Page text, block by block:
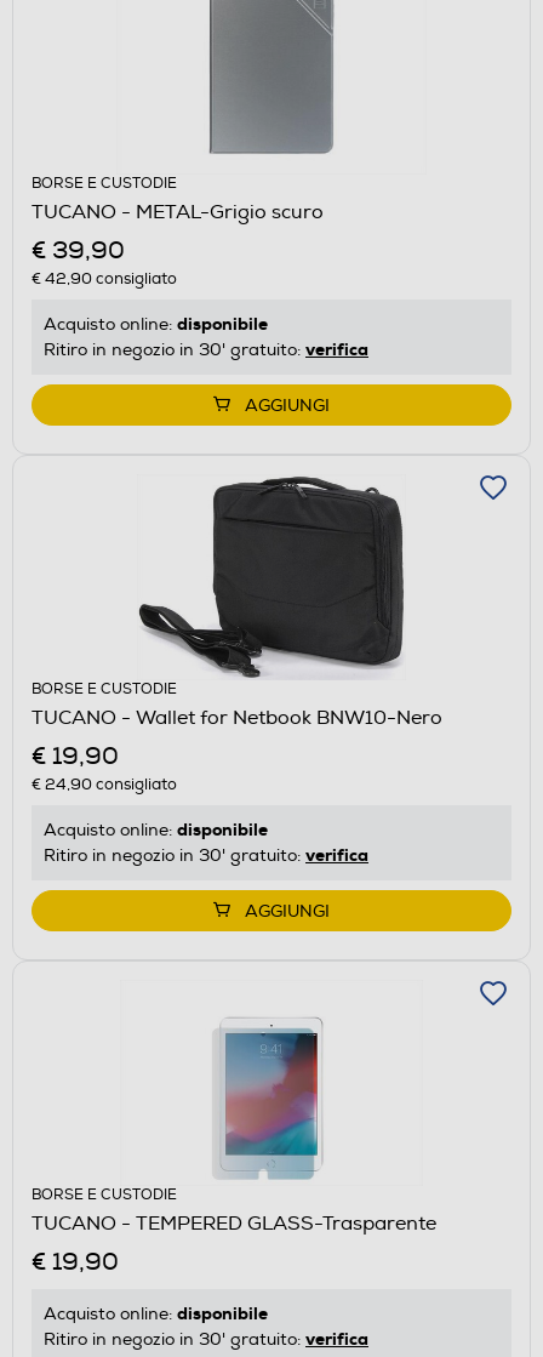
BORSE E CUSTODIE
TUCANO - METAL-Grigio scuro
€ 39,90
€ 42,90consigliato
Acquisto online: disponibile
Ritiro in negozio in 30' gratuito: verifica
AGGIUNGI
BORSE E CUSTODIE
TUCANO - Wallet for Netbook BNW10-Nero
€ 19,90
€ 24,90consigliato
Acquisto online: disponibile
Ritiro in negozio in 30' gratuito: verifica
AGGIUNGI
BORSE E CUSTODIE
TUCANO - TEMPERED GLASS-Trasparente
€ 19,90
Acquisto online: disponibile
Ritiro in negozio in 30' gratuito: verifica